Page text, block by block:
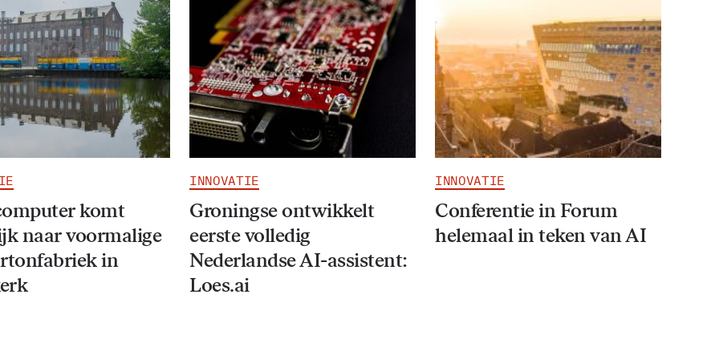
komt
naar voormalige
in
INNOVATIE
Groningse ontwikkelt
eerste volledig
Nederlandse AI-assistent:
Loes.ai
INNOVATIE
Conferentie in Forum
helemaal in teken van AI